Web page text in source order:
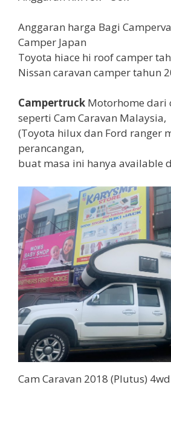
Anggaran harga Bagi
Camper Japan
Toyota hiace hi roof camper
Nissan caravan camper tahun
Campertruck Motorhome dari
seperti Cam Caravan Malaysia,
(Toyota hilux dan Ford ranger
perancangan,
buat masa ini hanya available
Cam Caravan 2018 (Plutus) 4wd